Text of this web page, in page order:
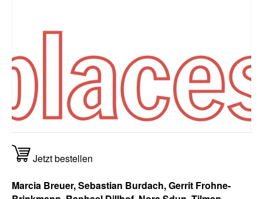
Jetzt bestellen
Marcia Breuer, Sebastian Burdach, Gerrit Frohne-